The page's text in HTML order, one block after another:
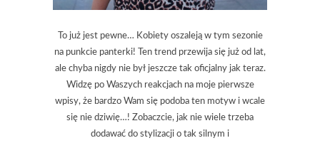
To już jest pewne… Kobiety oszaleją w tym sezonie
na punkcie panterki! Ten trend przewija się już od lat,
ale chyba nigdy nie był jeszcze tak oficjalny jak teraz.
Widzę po Waszych reakcjach na moje pierwsze
wpisy, że bardzo Wam się podoba ten motyw i wcale
się nie dziwię…! Zobaczcie, jak nie wiele trzeba
dodawać do stylizacji o tak silnym i